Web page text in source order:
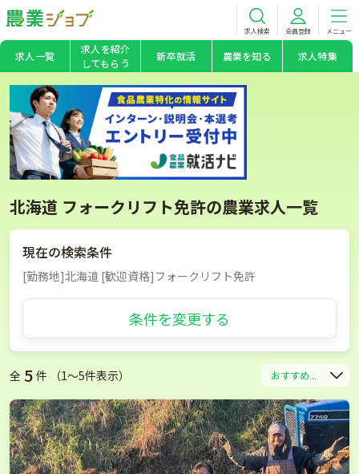
求人検索 会員登録 メニュー
求人一覧
求人を紹介
してもらう
新卒就活 農業を知る 求人特集
北海道 フォークリフト免許の農業求人一覧
現在の検索条件
[勤務地]北海道 [歓迎資格]フォークリフト免許
条件を変更する
全 5 件 （1〜5件表示） おすすめ...